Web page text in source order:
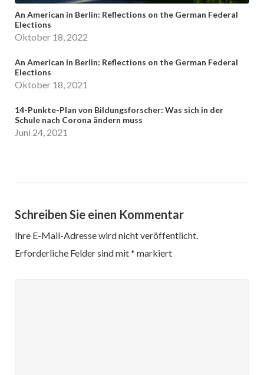
An American in Berlin: Reflections on the German Federal
Elections
Oktober 18, 2022
An American in Berlin: Reflections on the German Federal
Elections
Oktober 18, 2021
14-Punkte-Plan von Bildungsforscher: Was sich in der
Schule nach Corona ändern muss
Juni 24, 2021
Schreiben Sie einen Kommentar
Ihre E-Mail-Adresse wird nicht veröffentlicht.
Erforderliche Felder sind mit* markiert